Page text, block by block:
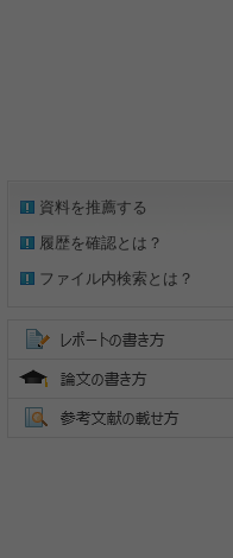
資料を推薦する
履歴を確認とは？
ファイル内検索とは？